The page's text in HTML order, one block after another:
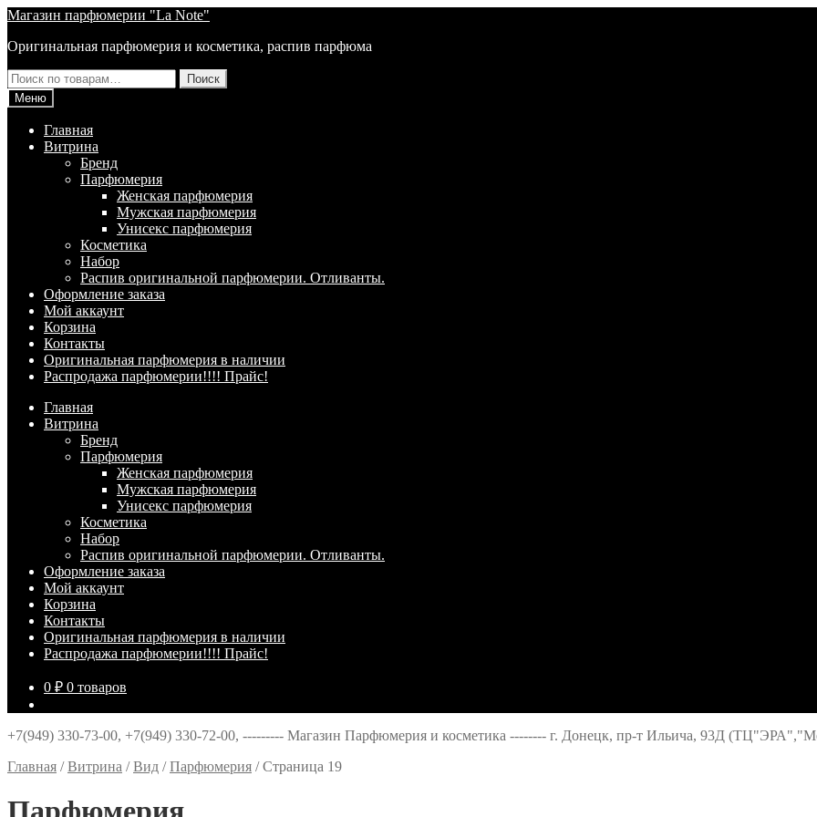
Перейти
навигации
Перейти
содержимому
Магазин парфюмерии "La Note"
Оригинальная парфюмерия и косметика, распив парфюма
Искать:
Поиск
Меню
Главная
Витрина
Брeнд
Парфюмерия
Женская парфюмерия
Мужская парфюмерия
Унисекс парфюмерия
Косметика
Набор
Распив оригинальной парфюмерии. Отливанты.
Оформление заказа
Мой аккаунт
Корзина
Контакты
Оригинальная парфюмерия в наличии
Распродажа парфюмерии!!!! Прайс!
Главная
Витрина
Брeнд
Парфюмерия
Женская парфюмерия
Мужская парфюмерия
Унисекс парфюмерия
Косметика
Набор
Распив оригинальной парфюмерии. Отливанты.
Оформление заказа
Мой аккаунт
Корзина
Контакты
Оригинальная парфюмерия в наличии
Распродажа парфюмерии!!!! Прайс!
0 ₽ 0 товаров
+7(949) 330-73-00, +7(949) 330-72-00, --------- Магазин Парфюмерия и косметика -------- г. Донецк, пр-т Ильича, 93Д
Главная /Витрина /Вид /Парфюмерия /Страница 19